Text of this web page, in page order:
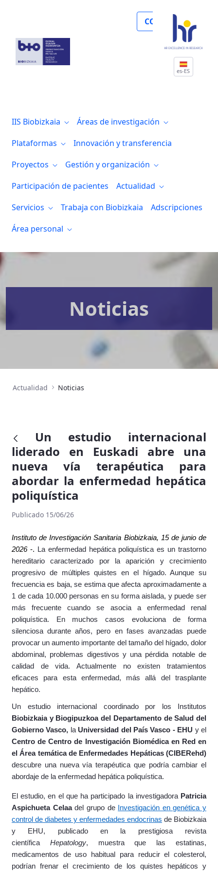
COLABORA
es-ES
IIS Biobizkaia
Áreas de investigación
Plataformas
Innovación y transferencia
Proyectos
Gestión y organización
Participación de pacientes
Actualidad
Servicios
Trabaja con Biobizkaia
Adscripciones
Área personal
Noticias
Actualidad Noticias
Un estudio internacional
liderado en Euskadi abre una
nueva vía terapéutica para
abordar la enfermedad hepática
poliquística
Publicado 15/06/26
Instituto de Investigación Sanitaria Biobizkaia, 15 de junio de
2026-.
La enfermedad hepática poliquística es un trastorno
hereditario caracterizado por la aparición y crecimiento
progresivo de múltiples quistes en el hígado. Aunque su
frecuencia es baja, se estima que afecta aproximadamente a
1 de cada 10.000 personas en su forma aislada, y puede ser
más frecuente cuando se asocia a enfermedad renal
poliquística. En muchos casos evoluciona de forma
silenciosa durante años, pero en fases avanzadas puede
provocar un aumento importante del tamaño del hígado, dolor
abdominal, problemas digestivos y una pérdida notable de
calidad de vida. Actualmente no existen tratamientos
eficaces para esta enfermedad, más allá del trasplante
hepático.
Un estudio internacional coordinado por los Institutos
Biobizkaia y Biogipuzkoa del
Departamento de Salud del
Gobierno Vasco, la Universidad del País Vasco - EHU y el
Centro de Centro de Investigación Biomédica en Red en
el Área temática de Enfermedades Hepáticas (CIBERehd)
descubre una nueva vía terapéutica que podría cambiar el
abordaje de la enfermedad hepática poliquística.
El estudio, en el que ha participado la investigadora Patricia
Aspichueta Celaadel grupo de
Investigación en genética y
control de diabetes y enfermedades endocrinas de Biobizkaia
y EHU, publicado en la prestigiosa revista
científica Hepatology, muestra que las estatinas,
medicamentos de uso habitual para reducir el colesterol,
podrían frenar el crecimiento de los quistes hepáticos y